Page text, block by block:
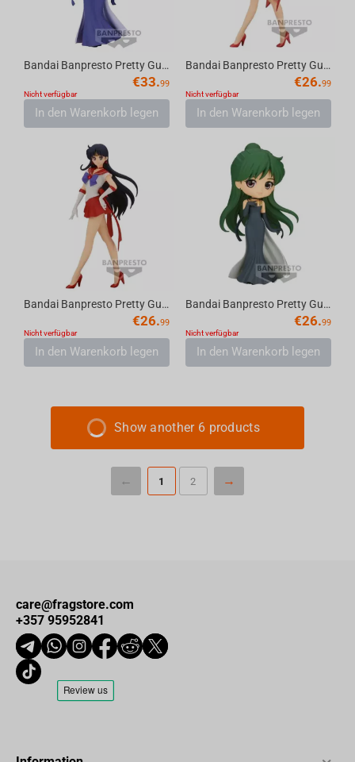
Bandai Banpresto Pretty Guardian Sailor Moon Eternal the Movie - Q posket-Princess Sa...
€33.99
Nicht verfügbar
In den Warenkorb legen
Bandai Banpresto Pretty Guardian Sailor Moon Eternal the Movie - Glitter & Glamours -...
€26.99
Nicht verfügbar
In den Warenkorb legen
Bandai Banpresto Pretty Guardian Sailor Moon Eternal the Movie - Glitter & Glamours -...
€26.99
Nicht verfügbar
In den Warenkorb legen
Bandai Banpresto Pretty Guardian Sailor Moon Eternal the Movie - Q posket Princess Pl...
€26.99
Nicht verfügbar
In den Warenkorb legen
Show another 6 products
1 2
care@fragstore.com
+357 95952841